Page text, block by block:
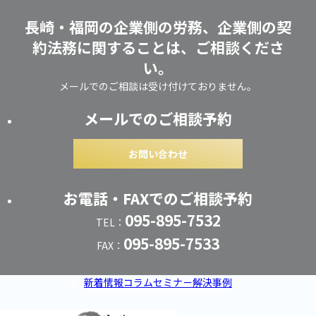
長崎・福岡の企業側の労務、企業側の契
約法務に関することは、ご相談くださ
い。
メールでのご相談は受け付けておりません。
メールでのご相談予約
お問い合わせ
お電話・FAXでのご相談予約
TEL： 095-895-7532
FAX： 095-895-7533
新着情報コラムセミナー解決事例